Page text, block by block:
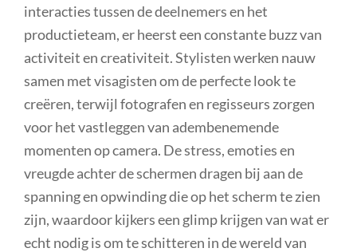
interacties tussen de deelnemers en het
productieteam, er heerst een constante buzz van
activiteit en creativiteit. Stylisten werken nauw
samen met visagisten om de perfecte look te
creëren, terwijl fotografen en regisseurs zorgen
voor het vastleggen van adembenemende
momenten op camera. De stress, emoties en
vreugde achter de schermen dragen bij aan de
spanning en opwinding die op het scherm te zien
zijn, waardoor kijkers een glimp krijgen van wat er
echt nodig is om te schitteren in de wereld van